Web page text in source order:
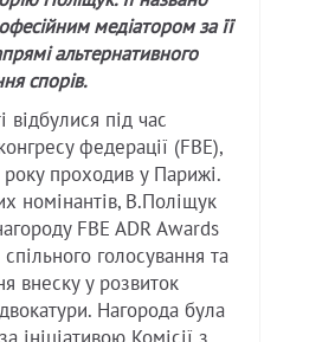
медіатором за її
альтернативного
спорів.
відбулися під час
федерації (FBE),
проходив у Парижі.
номінантів, В.Поліщук
FBE ADR Awards
спільного голосування та
внеску у розвиток
Нагорода була